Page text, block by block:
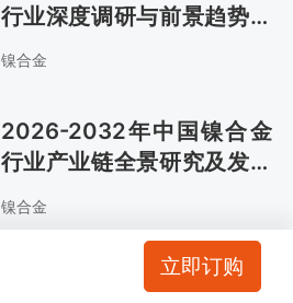
行业深度调研与前景趋势报
镍合金
2026-2032年中国镍合金
行业产业链全景研究及发展
战略咨询报告
镍合金
2025-2031年中国镍合金
立即订购